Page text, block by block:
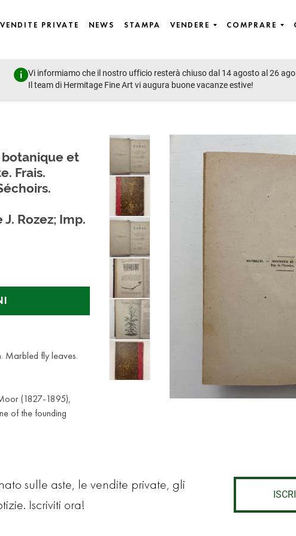
VENDITE PRIVATE NEWS STAMPA VENDERE COMPRARE
Vi informiamo che il nostro ufficio resterà chiuso dal 14 agosto al 26
Il team di Hermitage Fine Art vi augura buone vacanze estive!
Autographs, including Russian Books, Rare & Lifetime Editions, Photographs
botanique et
Frais.
Rozez; Imp.
Marbled fly leaves.
(1827-1895),
of the founding
sulle aste, le vendite private, gli
Iscriviti ora!